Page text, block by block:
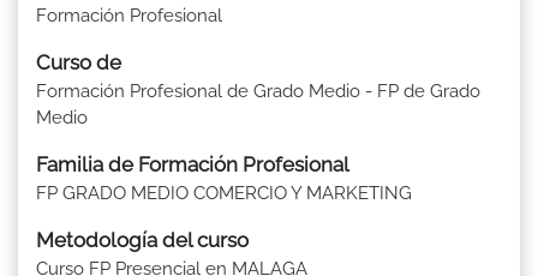
Formación Profesional
Curso de
Formación Profesional de Grado Medio - FP de Grado
Medio
Familia de Formación Profesional
FP GRADO MEDIO COMERCIO Y MARKETING
Metodología del curso
Curso FP Presencial en MALAGA